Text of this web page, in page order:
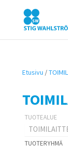
Etusivu /